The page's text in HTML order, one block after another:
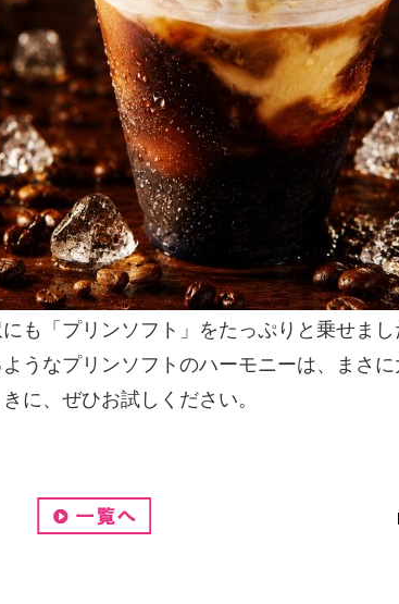
も「プリンソフト」をたっぷりと乗せまし
うなプリンソフトのハーモニーは、まさ
に、ぜひお試しください。